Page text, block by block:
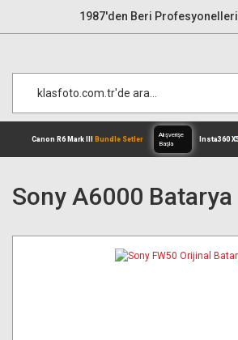
1987'den Beri
Sony A6000 Batarya